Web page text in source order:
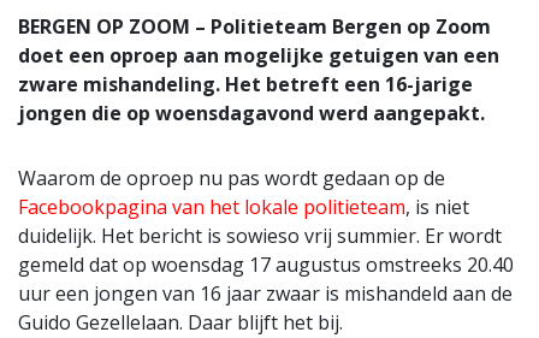
BERGEN OP ZOOM – Politieteam Bergen op Zoom
doet een oproep aan mogelijke getuigen van een
zware mishandeling. Het betreft een 16-jarige
jongen die op woensdagavond werd aangepakt.
Waarom de oproep nu pas wordt gedaan op de
Facebookpagina van het lokale politieteam, is niet
duidelijk. Het bericht is sowieso vrij summier. Er wordt
gemeld dat op woensdag 17 augustus omstreeks 20.40
uur een jongen van 16 jaar zwaar is mishandeld aan de
Guido Gezellelaan. Daar blijft het bij.